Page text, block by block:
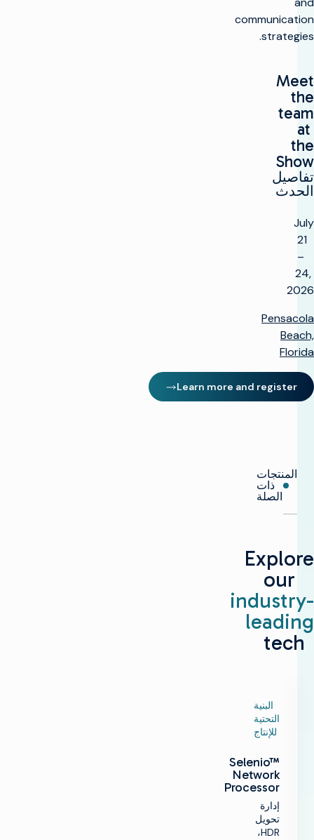
communication
strategies.
Meet
the
team
at
the
Show
تفاصيل
الحدث
July
21
–
24,
2026
Pensacola
Beach,
Florida
Learn more and register
(opens in new window)
المنتجات
ذات
الصلة
Explore
our
industry-
leading
tech
البنية
التحتية
للإنتاج
Selenio™
Network
Processor
إدارة
تحويل
HDR،